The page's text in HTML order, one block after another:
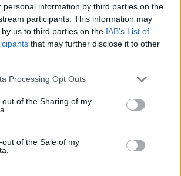
personal information by third parties on the
participants. This information may
us to third parties on the IAB’s List of
that may further disclose it to other
Processing Opt Outs
out of the Sharing of my
out of the Sale of my
Il Monte Alma rinforza l'attacco con Palmas
nel Macomer l'estro di Di Angelo
2026
Ossese: 3-1 al Cagliari Primavera,
2026
si completa con Markic, Contucci,
Ago 2026